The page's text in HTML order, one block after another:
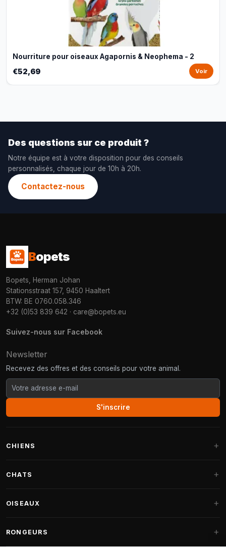
Nourriture pour oiseaux Agapornis & Neophema - 2
€52,69 Voir
Des questions sur ce produit ?
Notre équipe est à votre disposition pour des conseils
personnalisés, chaque jour de 10h à 20h.
Contactez-nous
Bopets
Bopets, Herman Johan
Stationsstraat 157, 9450 Haaltert
BTW: BE 0760.058.346
+32 (0)53 839 642 · care@bopets.eu
Suivez-nous sur Facebook
Newsletter
Recevez des offres et des conseils pour votre animal.
S'inscrire
CHIENS
Paniers Fantail
CHATS
Arbres à chat Maine Coon
OISEAUX
Nourriture oiseaux d'intérieur
RONGEURS